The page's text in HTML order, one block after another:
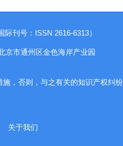
刊号：ISSN 2616-6313）
京市通州区金色海岸产业园
，否则，与之有关的知识产权纠
关于我们